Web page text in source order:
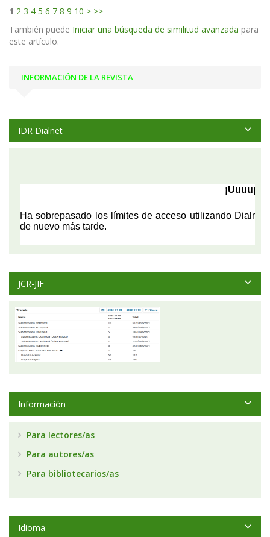
1 2 3 4 5 6 7 8 9 10 > >>
También puede Iniciar una búsqueda de similitud avanzada para
este artículo.
INFORMACIÓN DE LA REVISTA
IDR Dialnet
JCR-JIF
Información
Para lectores/as
Para autores/as
Para bibliotecarios/as
Idioma